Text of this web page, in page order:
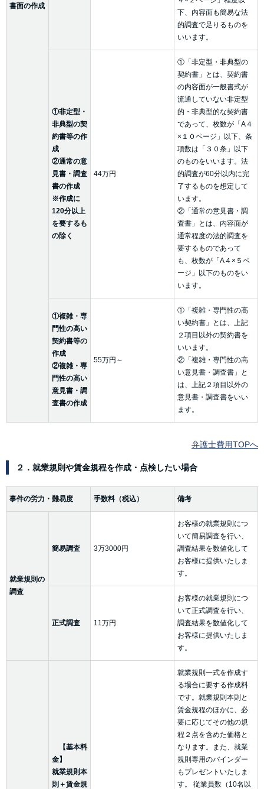
書面の作成
下、内容面も簡易な法
的調査で足りるものを
いいます。
①非定型・
非典型の契
約書等の作
成
②通常の意
見書・調査
書の作成
※作成に
120分以上
を要するも
の除く
44万円
①「非定型・非典型の
契約書」とは、契約書
の内容面が一般書式が
流通していない非定型
的・非典型的な契約書
であって、枚数が「A４
×１０ページ」以下、条
項数は「３０条」以下
のものをいいます。法
的調査が60分以内に完
了するものを想定して
います。
②「通常の意見書・調
査書」とは、内容面が
通常程度の法的調査を
要するものであって
も、枚数が「A４×５ペ
ージ」以下のものをい
います。
①複雑・専
門性の高い
契約書等の
作成
②複雑・専
門性の高い
意見書・調
査書の作成
55万円～
①「複雑・専門性の高
い契約書」とは、上記
２項目以外の契約書を
いいます。
②「複雑・専門性の高
い意見書・調査書」と
は、上記２項目以外の
意見書・調査書をいい
ます。
弁護士費用TOPへ
２．就業規則や賃金規程を作成・点検したい場合
事件の労力・難易度 手数料（税込） 備考
就業規則の
調査
簡易調査 3万3000円
お客様の就業規則につ
いて簡易調査を行い、
調査結果を数値化して
お客様に提供いたしま
す。
正式調査 11万円
お客様の就業規則につ
いて正式調査を行い、
調査結果を数値化して
お客様に提供いたしま
す。
【基本料
金】
就業規則本
則＋賃金規
就業規則一式を作成す
る場合に要する作成料
です。就業規則本則と
賃金規程のほかに、必
要に応じてその他の規
程２点を含めた価格と
なります。また、就業
規則専用のバインダー
もプレゼントいたしま
す。 従業員数（10名以